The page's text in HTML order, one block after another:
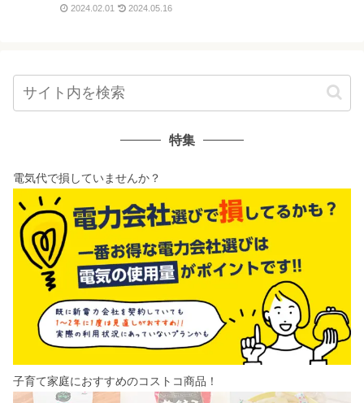
2024.02.01 2024.05.16
特集
電気代で損していませんか？
子育て家庭におすすめのコストコ商品！